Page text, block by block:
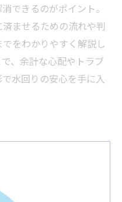
できるのがポイント。
ませるための流れや判
をわかりやすく解説し
、余計な心配やトラブ
水回りの安心を手に入